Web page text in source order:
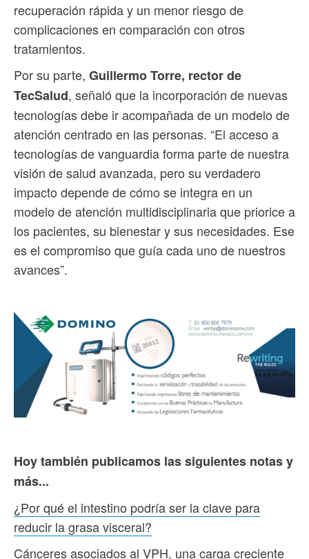
recuperación rápida y un menor riesgo de
complicaciones en comparación con otros
tratamientos.
Por su parte, Guillermo Torre, rector de
TecSalud, señaló que la incorporación de nuevas
tecnologías debe ir acompañada de un modelo de
atención centrado en las personas. “El acceso a
tecnologías de vanguardia forma parte de nuestra
visión de salud avanzada, pero su verdadero
impacto depende de cómo se integra en un
modelo de atención multidisciplinaria que priorice a
los pacientes, su bienestar y sus necesidades. Ese
es el compromiso que guía cada uno de nuestros
avances”.
Hoy también publicamos las siguientes notas y
más...
¿Por qué el intestino podría ser la clave para
reducir la grasa visceral?
Cánceres asociados al VPH, una carga creciente